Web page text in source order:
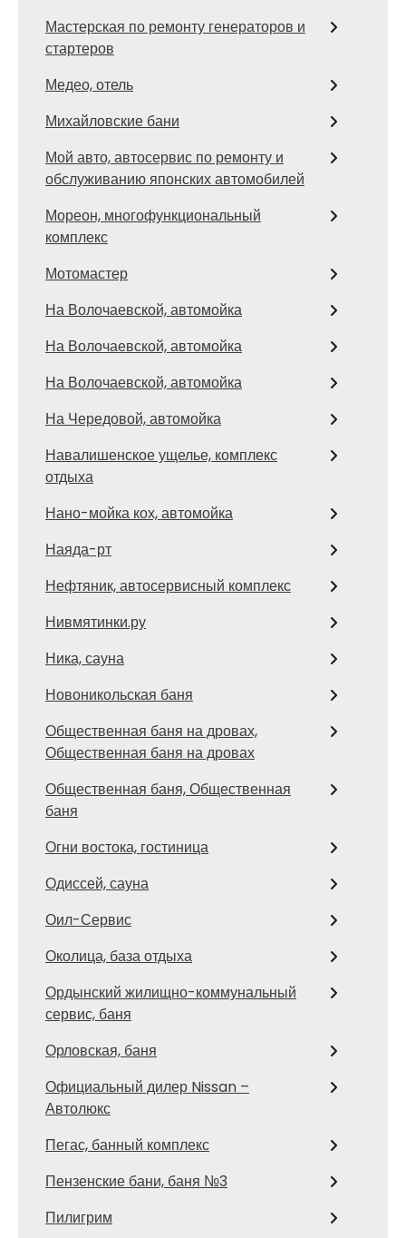
Мастерская по ремонту генераторов и
стартеров
Медео, отель
Михайловские бани
Мой авто, автосервис по ремонту и
обслуживанию японских автомобилей
Мореон, многофункциональный
комплекс
Мотомастер
На Волочаевской, автомойка
На Волочаевской, автомойка
На Волочаевской, автомойка
На Чередовой, автомойка
Навалишенское ущелье, комплекс
отдыха
Нано-мойка кох, автомойка
Наяда-рт
Нефтяник, автосервисный комплекс
Нивмятинки.ру
Ника, сауна
Новоникольская баня
Общественная баня на дровах,
Общественная баня на дровах
Общественная баня, Общественная
баня
Огни востока, гостиница
Одиссей, сауна
Оил-Сервис
Околица, база отдыха
Ордынский жилищно-коммунальный
сервис, баня
Орловская, баня
Официальный дилер Nissan –
Автолюкс
Пегас, банный комплекс
Пензенские бани, баня №3
Пилигрим